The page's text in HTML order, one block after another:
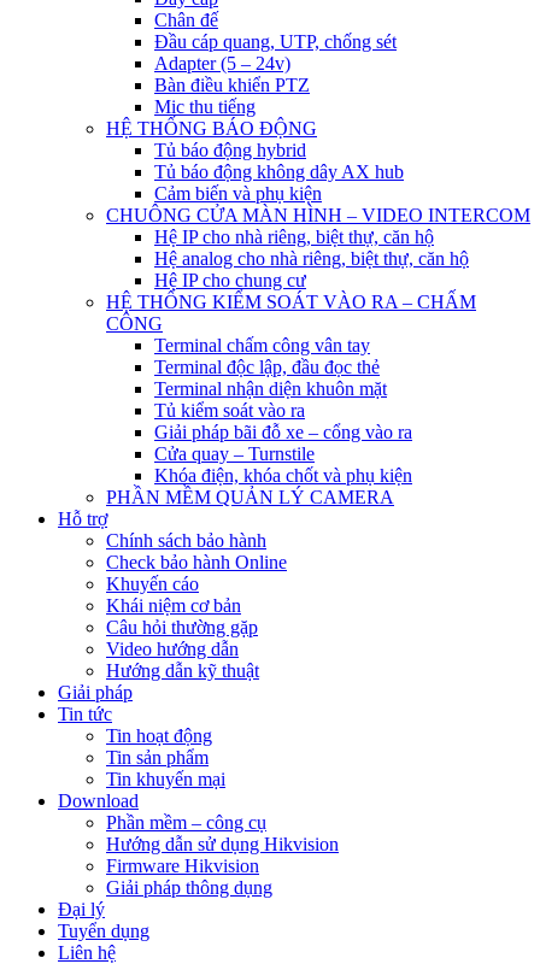
Chân đế
Đầu cáp quang, UTP, chống sét
Adapter (5 – 24v)
Bàn điều khiển PTZ
Mic thu tiếng
HỆ THỐNG BÁO ĐỘNG
Tủ báo động hybrid
Tủ báo động không dây AX hub
Cảm biến và phụ kiện
CHUÔNG CỬA MÀN HÌNH – VIDEO INTERCOM
Hệ IP cho nhà riêng, biệt thự, căn hộ
Hệ analog cho nhà riêng, biệt thự, căn hộ
Hệ IP cho chung cư
HỆ THỐNG KIỂM SOÁT VÀO RA – CHẤM
CÔNG
Terminal chấm công vân tay
Terminal độc lập, đầu đọc thẻ
Terminal nhận diện khuôn mặt
Tủ kiểm soát vào ra
Giải pháp bãi đỗ xe – cổng vào ra
Cửa quay – Turnstile
Khóa điện, khóa chốt và phụ kiện
PHẦN MỀM QUẢN LÝ CAMERA
Hỗ trợ
Chính sách bảo hành
Check bảo hành Online
Khuyến cáo
Khái niệm cơ bản
Câu hỏi thường gặp
Video hướng dẫn
Hướng dẫn kỹ thuật
Giải pháp
Tin tức
Tin hoạt động
Tin sản phẩm
Tin khuyến mại
Download
Phần mềm – công cụ
Hướng dẫn sử dụng Hikvision
Firmware Hikvision
Giải pháp thông dụng
Đại lý
Tuyển dụng
Liên hệ